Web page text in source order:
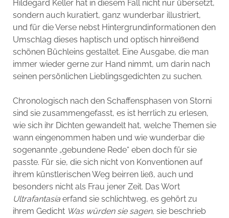
Hildegard Keller hat in diesem Fall nicht nur übersetzt,
sondern auch kuratiert, ganz wunderbar illustriert,
und für die Verse nebst Hintergrundinformationen den
Umschlag dieses haptisch und optisch hinreißend
schönen Büchleins gestaltet. Eine Ausgabe, die man
immer wieder gerne zur Hand nimmt, um darin nach
seinen persönlichen Lieblingsgedichten zu suchen.
Chronologisch nach den Schaffensphasen von Storni
sind sie zusammengefasst, es ist herrlich zu erlesen,
wie sich ihr Dichten gewandelt hat, welche Themen sie
wann eingenommen haben und wie wunderbar die
sogenannte „gebundene Rede“ eben doch für sie
passte. Für sie, die sich nicht von Konventionen auf
ihrem künstlerischen Weg beirren ließ, auch und
besonders nicht als Frau jener Zeit. Das Wort
Ultrafantasíaerfand sie schlichtweg, es gehört zu
ihrem Gedicht Was würden sie sagen, sie beschrieb